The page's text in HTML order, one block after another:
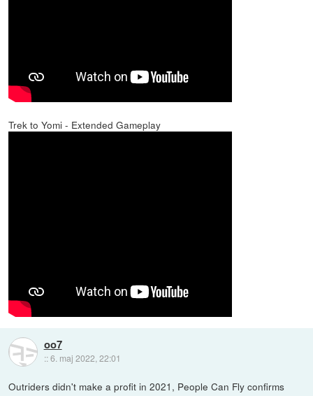
Trek to Yomi - Extended Gameplay
oo7
::6. maj 2022, 22:01
Outriders didn't make a profit in 2021, People Can Fly confirms